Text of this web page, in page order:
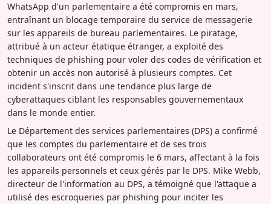
WhatsApp d'un parlementaire a été compromis en mars,
entraînant un blocage temporaire du service de messagerie
sur les appareils de bureau parlementaires. Le piratage,
attribué à un acteur étatique étranger, a exploité des
techniques de phishing pour voler des codes de vérification et
obtenir un accès non autorisé à plusieurs comptes. Cet
incident s'inscrit dans une tendance plus large de
cyberattaques ciblant les responsables gouvernementaux
dans le monde entier.
Le Département des services parlementaires (DPS) a confirmé
que les comptes du parlementaire et de ses trois
collaborateurs ont été compromis le 6 mars, affectant à la fois
les appareils personnels et ceux gérés par le DPS. Mike Webb,
directeur de l'information au DPS, a témoigné que l'attaque a
utilisé des escroqueries par phishing pour inciter les